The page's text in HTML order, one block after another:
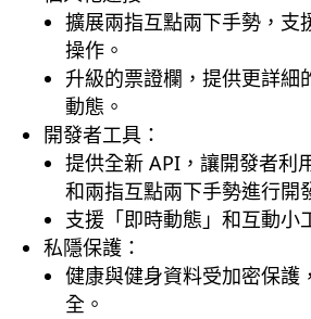
擴展兩指互點兩下手勢，支
操作。
升級的票證欄，提供更詳細
動態。
開發者工具：
提供全新 API，讓開發者利
和兩指互點兩下手勢進行開
支援「即時動態」和互動小
私隱保護：
健康與健身資料受加密保護
全。